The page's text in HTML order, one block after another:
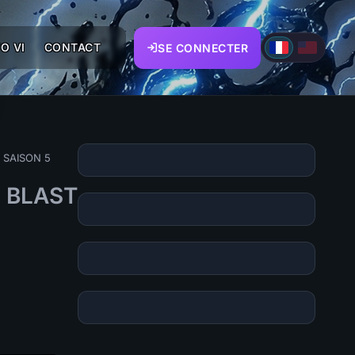
VI CONTACT SE CONNECTER
5
BLAST